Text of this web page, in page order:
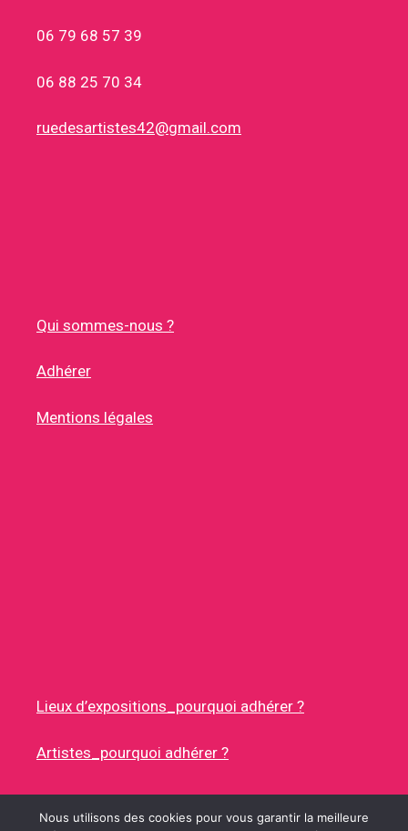
06 79 68 57 39
06 88 25 70 34
ruedesartistes42@gmail.com
Qui sommes-nous ?
Adhérer
Mentions légales
Lieux d’expositions_pourquoi adhérer ?
Artistes_pourquoi adhérer ?
Nous utilisons des cookies pour vous garantir la meilleure